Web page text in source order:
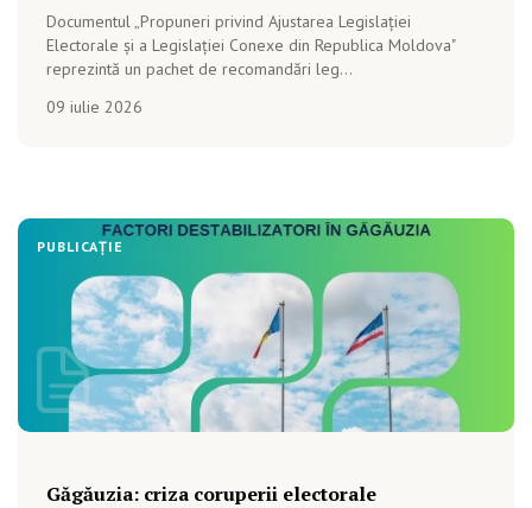
Documentul „Propuneri privind Ajustarea Legislației
Electorale și a Legislației Conexe din Republica Moldova"
reprezintă un pachet de recomandări leg...
09 iulie 2026
PUBLICAȚIE
Găgăuzia: criza coruperii electorale